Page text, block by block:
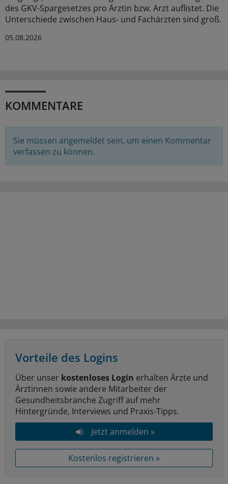
des GKV-Spargesetzes pro Ärztin bzw. Arzt auflistet. Die
Unterschiede zwischen Haus- und Fachärzten sind groß.
05.08.2026
KOMMENTARE
Sie müssen angemeldet sein, um einen Kommentar
verfassen zu können.
Vorteile des Logins
Über unser kostenloses Login erhalten Ärzte und
Ärztinnen sowie andere Mitarbeiter der
Gesundheitsbranche Zugriff auf mehr
Hintergründe, Interviews und Praxis-Tipps.
Jetzt anmelden »
Kostenlos registrieren »